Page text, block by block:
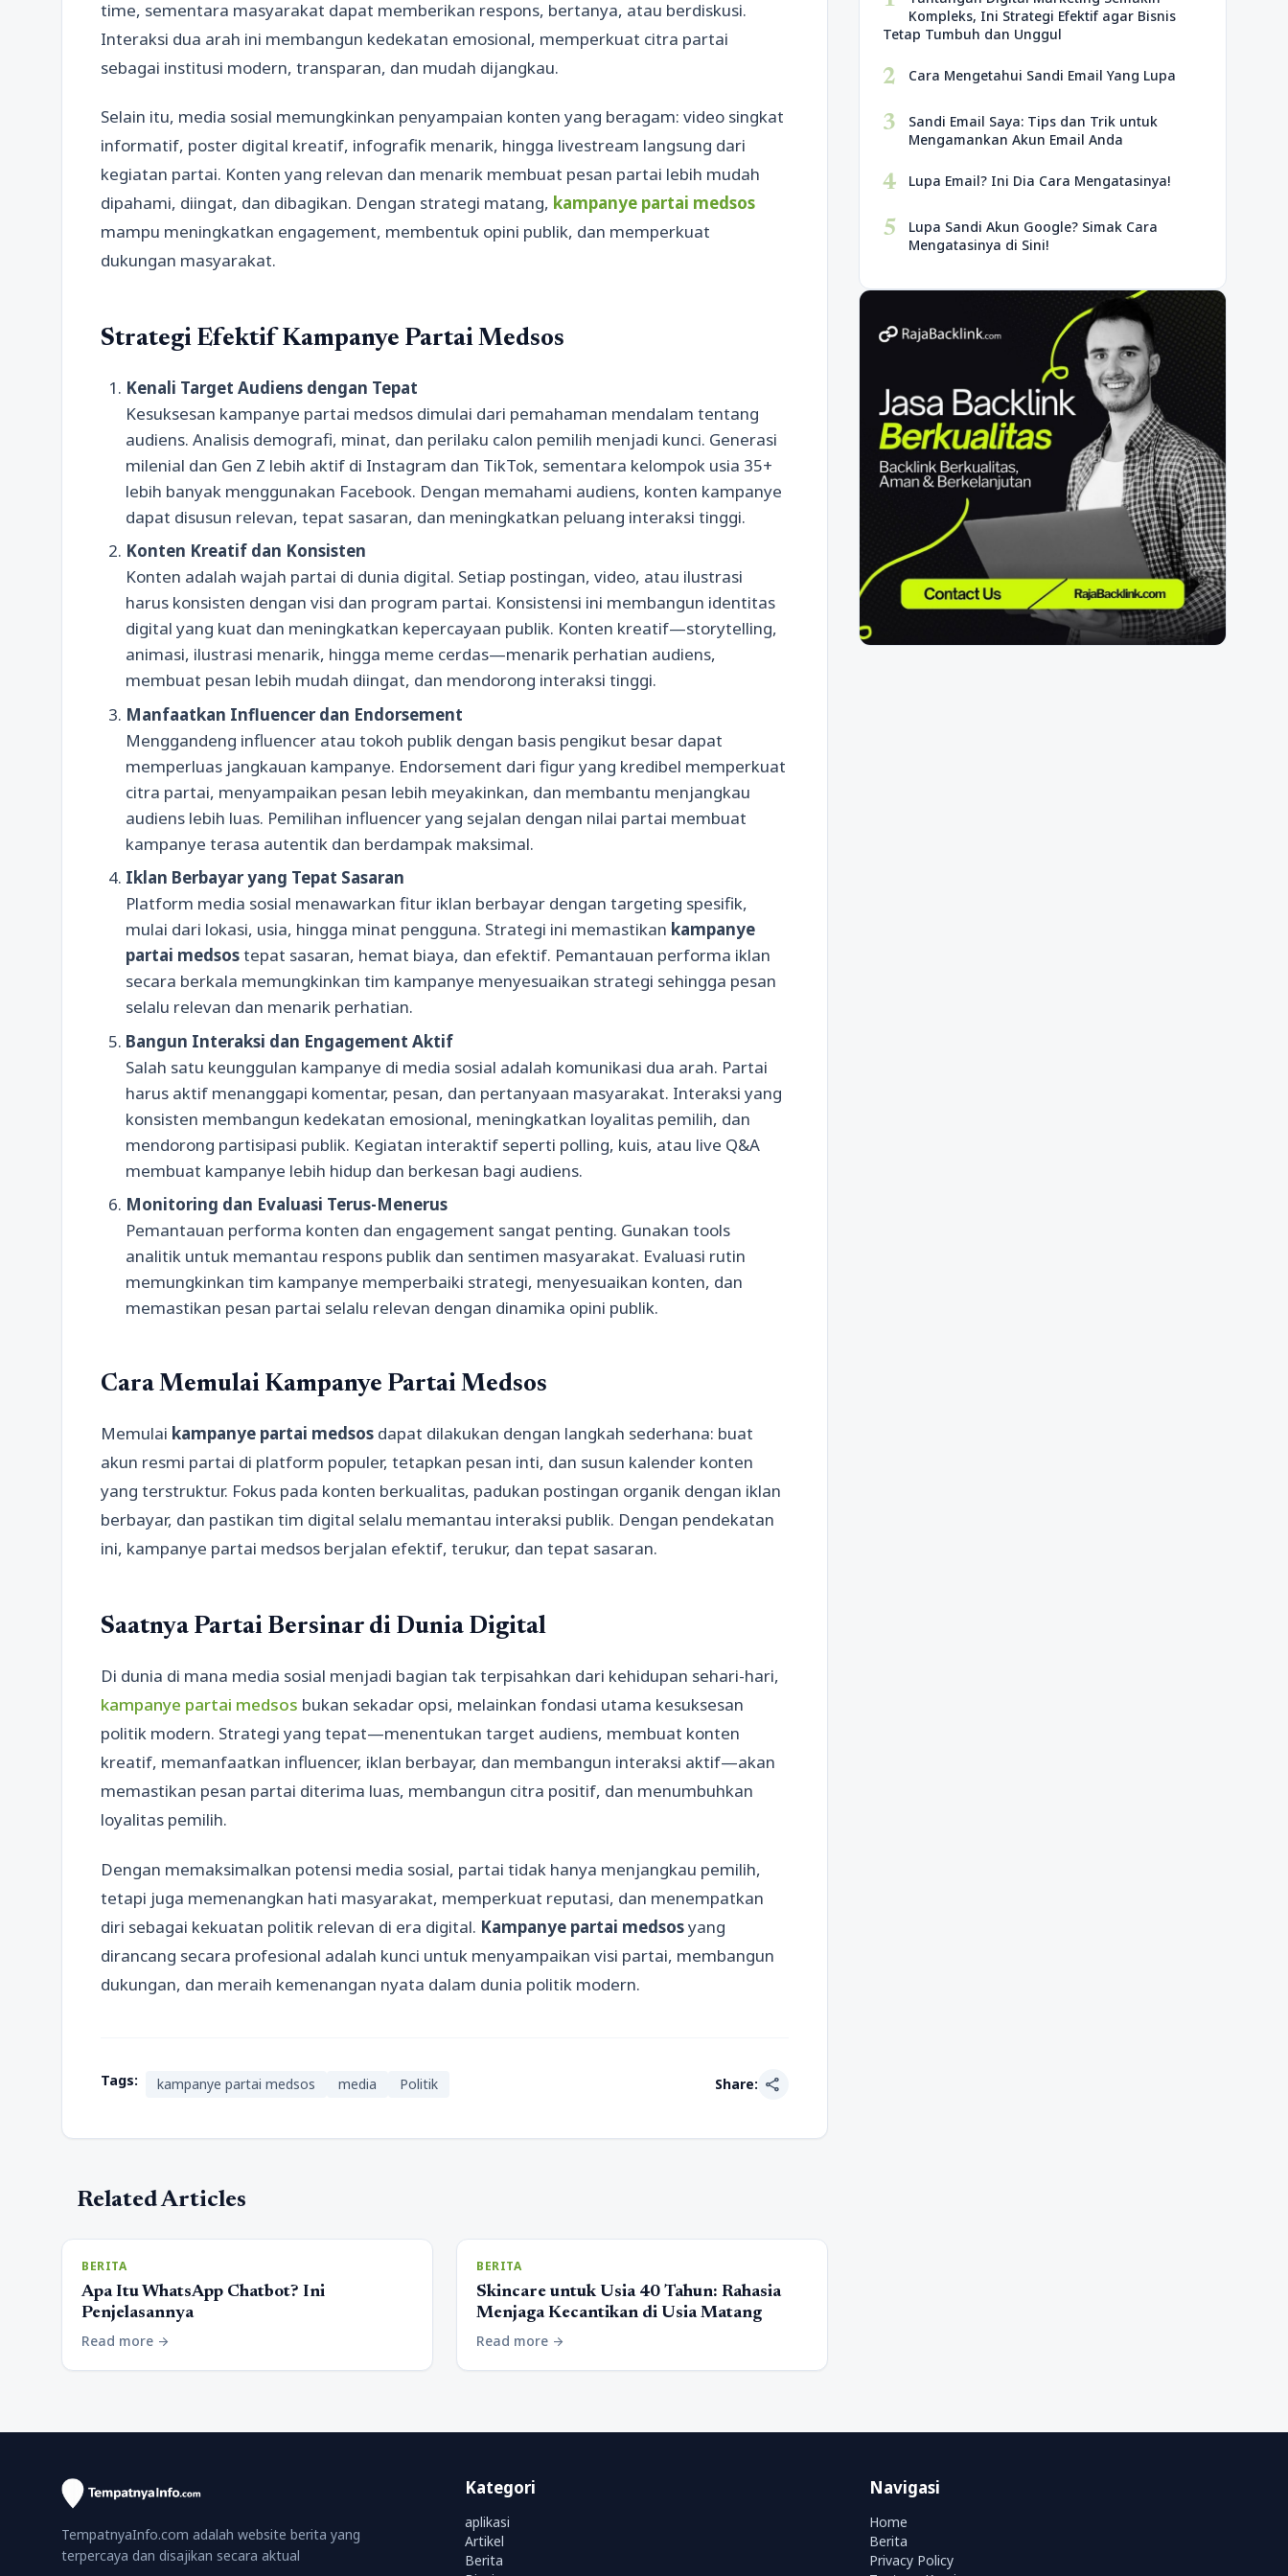
time, sementara masyarakat dapat memberikan respons, bertanya, atau berdiskusi.
Interaksi dua arah ini membangun kedekatan emosional, memperkuat citra partai
sebagai institusi modern, transparan, dan mudah dijangkau.
Selain itu, media sosial memungkinkan penyampaian konten yang beragam: video singkat
informatif, poster digital kreatif, infografik menarik, hingga livestream langsung dari
kegiatan partai. Konten yang relevan dan menarik membuat pesan partai lebih mudah
dipahami, diingat, dan dibagikan. Dengan strategi matang, kampanye partai medsos
mampu meningkatkan engagement, membentuk opini publik, dan memperkuat
dukungan masyarakat.
Strategi Efektif Kampanye Partai Medsos
Kenali Target Audiens dengan Tepat
Kesuksesan kampanye partai medsos dimulai dari pemahaman mendalam tentang
audiens. Analisis demografi, minat, dan perilaku calon pemilih menjadi kunci. Generasi
milenial dan Gen Z lebih aktif di Instagram dan TikTok, sementara kelompok usia 35+
lebih banyak menggunakan Facebook. Dengan memahami audiens, konten kampanye
dapat disusun relevan, tepat sasaran, dan meningkatkan peluang interaksi tinggi.
Konten Kreatif dan Konsisten
Konten adalah wajah partai di dunia digital. Setiap postingan, video, atau ilustrasi
harus konsisten dengan visi dan program partai. Konsistensi ini membangun identitas
digital yang kuat dan meningkatkan kepercayaan publik. Konten kreatif—storytelling,
animasi, ilustrasi menarik, hingga meme cerdas—menarik perhatian audiens,
membuat pesan lebih mudah diingat, dan mendorong interaksi tinggi.
Manfaatkan Influencer dan Endorsement
Menggandeng influencer atau tokoh publik dengan basis pengikut besar dapat
memperluas jangkauan kampanye. Endorsement dari figur yang kredibel memperkuat
citra partai, menyampaikan pesan lebih meyakinkan, dan membantu menjangkau
audiens lebih luas. Pemilihan influencer yang sejalan dengan nilai partai membuat
kampanye terasa autentik dan berdampak maksimal.
Iklan Berbayar yang Tepat Sasaran
Platform media sosial menawarkan fitur iklan berbayar dengan targeting spesifik,
mulai dari lokasi, usia, hingga minat pengguna. Strategi ini memastikan kampanye
partai medsostepat sasaran, hemat biaya, dan efektif. Pemantauan performa iklan
secara berkala memungkinkan tim kampanye menyesuaikan strategi sehingga pesan
selalu relevan dan menarik perhatian.
Bangun Interaksi dan Engagement Aktif
Salah satu keunggulan kampanye di media sosial adalah komunikasi dua arah. Partai
harus aktif menanggapi komentar, pesan, dan pertanyaan masyarakat. Interaksi yang
konsisten membangun kedekatan emosional, meningkatkan loyalitas pemilih, dan
mendorong partisipasi publik. Kegiatan interaktif seperti polling, kuis, atau live Q&A
membuat kampanye lebih hidup dan berkesan bagi audiens.
Monitoring dan Evaluasi Terus-Menerus
Pemantauan performa konten dan engagement sangat penting. Gunakan tools
analitik untuk memantau respons publik dan sentimen masyarakat. Evaluasi rutin
memungkinkan tim kampanye memperbaiki strategi, menyesuaikan konten, dan
memastikan pesan partai selalu relevan dengan dinamika opini publik.
Cara Memulai Kampanye Partai Medsos
Memulai kampanye partai medsos dapat dilakukan dengan langkah sederhana: buat
akun resmi partai di platform populer, tetapkan pesan inti, dan susun kalender konten
yang terstruktur. Fokus pada konten berkualitas, padukan postingan organik dengan iklan
berbayar, dan pastikan tim digital selalu memantau interaksi publik. Dengan pendekatan
ini, kampanye partai medsos berjalan efektif, terukur, dan tepat sasaran.
Saatnya Partai Bersinar di Dunia Digital
Di dunia di mana media sosial menjadi bagian tak terpisahkan dari kehidupan sehari-hari,
kampanye partai medsos bukan sekadar opsi, melainkan fondasi utama kesuksesan
politik modern. Strategi yang tepat—menentukan target audiens, membuat konten
kreatif, memanfaatkan influencer, iklan berbayar, dan membangun interaksi aktif—akan
memastikan pesan partai diterima luas, membangun citra positif, dan menumbuhkan
loyalitas pemilih.
Dengan memaksimalkan potensi media sosial, partai tidak hanya menjangkau pemilih,
tetapi juga memenangkan hati masyarakat, memperkuat reputasi, dan menempatkan
diri sebagai kekuatan politik relevan di era digital. Kampanye partai medsosyang
dirancang secara profesional adalah kunci untuk menyampaikan visi partai, membangun
dukungan, dan meraih kemenangan nyata dalam dunia politik modern.
Tags: kampanye partai medsos media Politik Share: share
Related Articles
BERITA
Apa Itu WhatsApp Chatbot? Ini
Penjelasannya
Read more arrow_forward
BERITA
Skincare untuk Usia 40 Tahun: Rahasia
Menjaga Kecantikan di Usia Matang
Read more arrow_forward
Kompleks, Ini Strategi Efektif agar Bisnis
Tetap Tumbuh dan Unggul
2 Cara Mengetahui Sandi Email Yang Lupa
3
Sandi Email Saya: Tips dan Trik untuk
Mengamankan Akun Email Anda
4 Lupa Email? Ini Dia Cara Mengatasinya!
5
Lupa Sandi Akun Google? Simak Cara
Mengatasinya di Sini!
TempatnyaInfo.com adalah website berita yang
terpercaya dan disajikan secara aktual
Kategori
aplikasi
Artikel
Berita
Navigasi
Home
Berita
Privacy Policy